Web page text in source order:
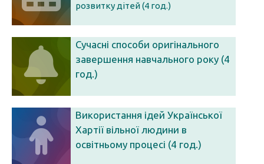
розвитку дітей (4 год.)
Сучасні способи оригінального
завершення навчального року (4
год.)
Використання ідей Української
Хартії вільної людини в
освітньому процесі (4 год.)